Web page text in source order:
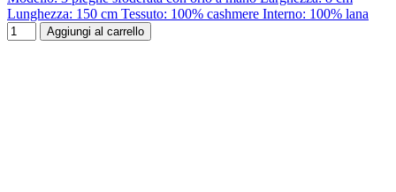
Lunghezza: 150 cm Tessuto: 100% cashmere Interno: 100% lana
Aggiungi al carrello